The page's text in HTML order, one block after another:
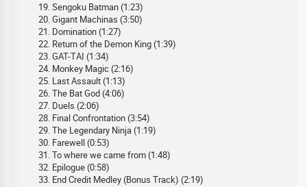
19. Sengoku Batman (1:23)
20. Gigant Machinas (3:50)
21. Domination (1:27)
22. Return of the Demon King (1:39)
23. GAT-TAI (1:34)
24. Monkey Magic (2:16)
25. Last Assault (1:13)
26. The Bat God (4:06)
27. Duels (2:06)
28. Final Confrontation (3:54)
29. The Legendary Ninja (1:19)
30. Farewell (0:53)
31. To where we came from (1:48)
32. Epilogue (0:58)
33. End Credit Medley (Bonus Track) (2:19)